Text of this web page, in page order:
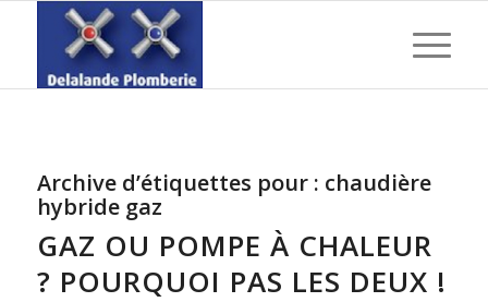
Archive d’étiquettes pour : chaudière
hybride gaz
GAZ OU POMPE À CHALEUR
? POURQUOI PAS LES DEUX !